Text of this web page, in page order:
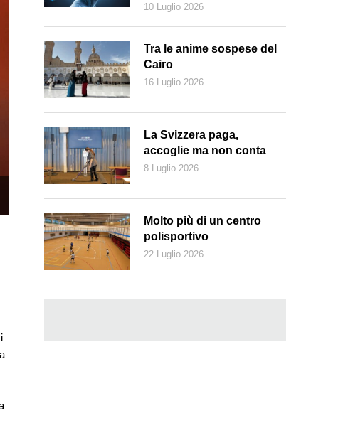
Il gatto Morphi, un viaggiatore ormai esperto
10 Luglio 2026
Tra le anime sospese del
Cairo
16 Luglio 2026
La Svizzera paga,
accoglie ma non conta
8 Luglio 2026
Molto più di un centro
polisportivo
22 Luglio 2026